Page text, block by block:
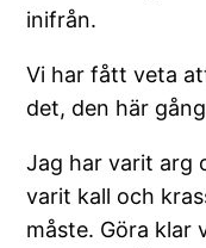
inifrån.
Vi har fått veta
det, den här
Jag har varit arg
varit kall och
måste. Göra klar